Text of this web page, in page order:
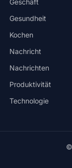
Geschäft
Gesundheit
Kochen
Nachricht
Nachrichten
Produktivität
Technologie
©